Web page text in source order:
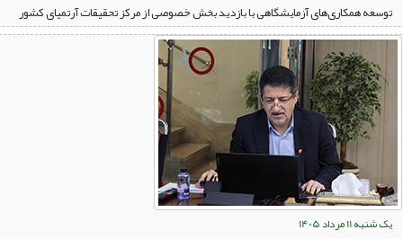
توسعه همکاری‌های آزمایشگاهی با بازدید بخش خصوصی از مرکز تحقیقات آرتمیای کشور
یک شنبه 11 مرداد 1405